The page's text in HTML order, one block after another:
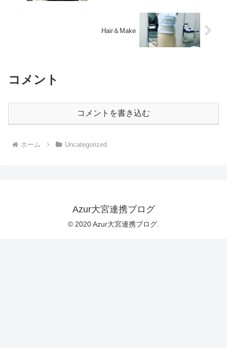
Hair＆Make
コメント
コメントを書き込む
ホーム Uncategorized
Azur大宮連携ブログ
© 2020 Azur大宮連携ブログ.